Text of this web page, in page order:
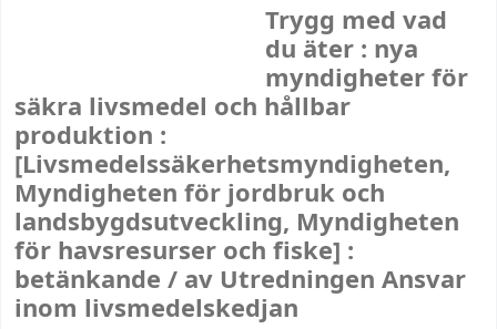
Trygg med vad
du äter : nya
myndigheter för
säkra livsmedel och hållbar
produktion :
[Livsmedelssäkerhetsmyndigheten,
Myndigheten för jordbruk och
landsbygdsutveckling, Myndigheten
för havsresurser och fiske] :
betänkande / av Utredningen Ansvar
inom livsmedelskedjan